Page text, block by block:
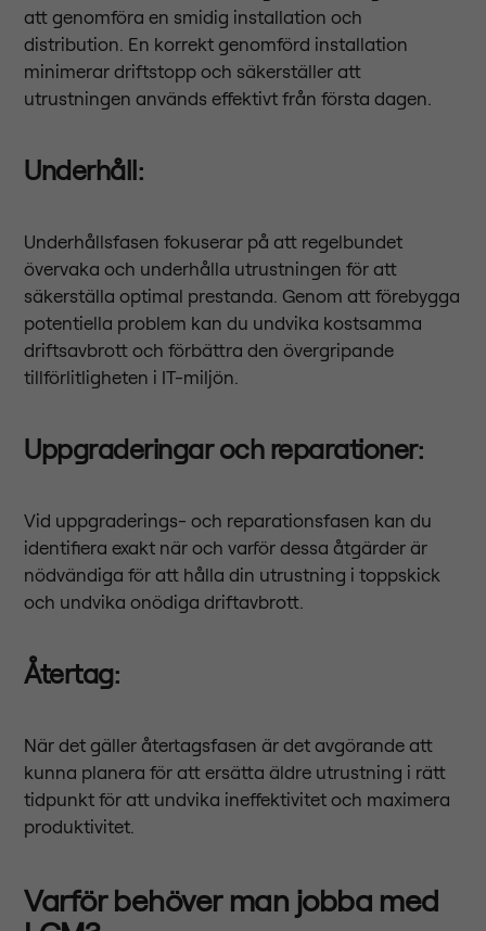
att genomföra en smidig installation och
distribution. En korrekt genomförd installation
minimerar driftstopp och säkerställer att
utrustningen används effektivt från första dagen.
Underhåll:
Underhållsfasen fokuserar på att regelbundet
övervaka och underhålla utrustningen för att
säkerställa optimal prestanda. Genom att förebygga
potentiella problem kan du undvika kostsamma
driftsavbrott och förbättra den övergripande
tillförlitligheten i IT-miljön.
Uppgraderingar och reparationer:
Vid uppgraderings- och reparationsfasen kan du
identifiera exakt när och varför dessa åtgärder är
nödvändiga för att hålla din utrustning i toppskick
och undvika onödiga driftavbrott.
Återtag:
När det gäller återtagsfasen är det avgörande att
kunna planera för att ersätta äldre utrustning i rätt
tidpunkt för att undvika ineffektivitet och maximera
produktivitet.
Varför behöver man jobba med